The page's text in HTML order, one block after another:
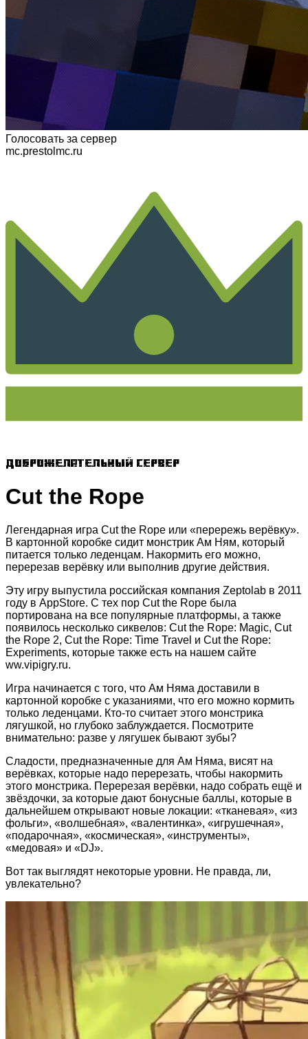
Голосовать за сервер
mc.prestolmc.ru
Доброжелательный сервер
Cut the Rope
Легендарная игра Cut the Rope или «перережь верёвку».
В картонной коробке сидит монстрик Ам Ням, который
питается только леденцам. Накормить его можно,
перерезав верёвку или выполнив другие действия.
Эту игру выпустила российская компания Zeptolab в 2011
году в AppStore. С тех пор Cut the Rope была
портирована на все популярные платформы, а также
появилось несколько сиквелов: Cut the Rope: Magic, Cut
the Rope 2, Cut the Rope: Time Travel и Cut the Rope:
Experiments, которые также есть на нашем сайте
ww.vipigry.ru.
Игра начинается с того, что Ам Няма доставили в
картонной коробке с указаниями, что его можно кормить
только леденцами. Кто-то считает этого монстрика
лягушкой, но глубоко заблуждается. Посмотрите
внимательно: разве у лягушек бывают зубы?
Сладости, предназначенные для Ам Няма, висят на
верёвках, которые надо перерезать, чтобы накормить
этого монстрика. Перерезая верёвки, надо собрать ещё и
звёздочки, за которые дают бонусные баллы, которые в
дальнейшем открывают новые локации: «тканевая», «из
фольги», «волшебная», «валентинка», «игрушечная»,
«подарочная», «космическая», «инструменты»,
«медовая» и «DJ».
Вот так выглядят некоторые уровни. Не правда, ли,
увлекательно?